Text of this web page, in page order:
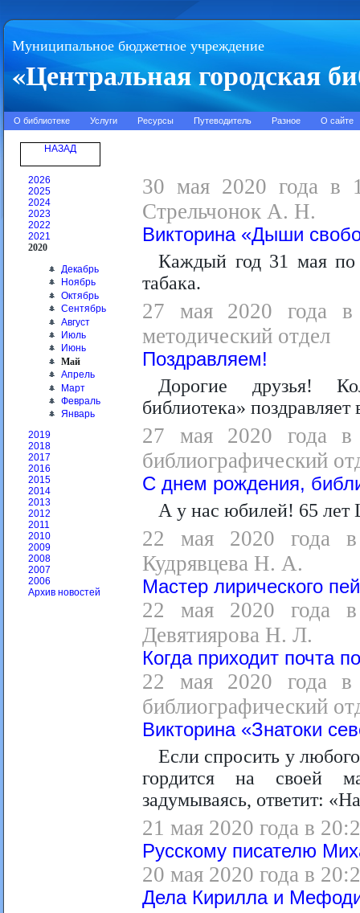
Муниципальное бюджетное учреждение
«Центральная городская
О библиотеке Услуги Ресурсы Путеводитель Разное О сайте
НАЗАД
2026
2025
2024
2023
2022
2021
2020
Декабрь
Ноябрь
Октябрь
Сентябрь
Август
Июль
Июнь
Май
Апрель
Март
Февраль
Январь
2019
2018
2017
2016
2015
2014
2013
2012
2011
2010
2009
2008
2007
2006
Архив новостей
30 мая 2020 года в
Стрельчонок А. Н.
Викторина «Дыши
Каждый год 31 мая по
табака.
27 мая 2020 года в
методический отдел
Поздравляем!
Дорогие друзья!
библиотека»
27 мая 2020 года в
библиографический
С днем рождения,
А у нас юбилей! 65 лет
22 мая 2020 года в
Кудрявцева Н. А.
Мастер лирического
22 мая 2020 года в
Девятиярова Н. Л.
Когда приходит почта
22 мая 2020 года в
библиографический
Викторина «Знатоки
Если спросить у
гордится на своей
задумываясь, ответит:
21 мая 2020 года в
Русскому писателю
20 мая 2020 года в
Дела Кирилла и